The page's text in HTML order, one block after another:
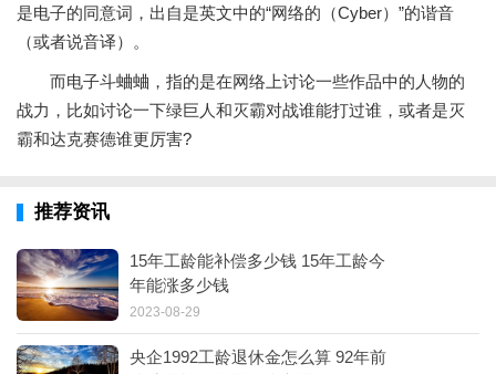
是电子的同意词，出自是英文中的“网络的（Cyber）”的谐音
（或者说音译）。
而电子斗蛐蛐，指的是在网络上讨论一些作品中的人物的
战力，比如讨论一下绿巨人和灭霸对战谁能打过谁，或者是灭
霸和达克赛德谁更厉害?
推荐资讯
15年工龄能补偿多少钱 15年工龄今
年能涨多少钱
2023-08-29
央企1992工龄退休金怎么算 92年前